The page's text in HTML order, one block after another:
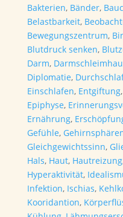
Bakterien, Bänder,
Belastbarkeit,
Bewegungszentrum,
Blutdruck senken,
Darm,
Diplomatie,
Einschlafen, Entgiftung,
Epiphyse,
Ernährung,
Gefühle,
Gleichgewichtssinn,
Hals, Haut, Hautreizung
Hyperaktivität,
Infektion, Ischias,
Kooridantion,